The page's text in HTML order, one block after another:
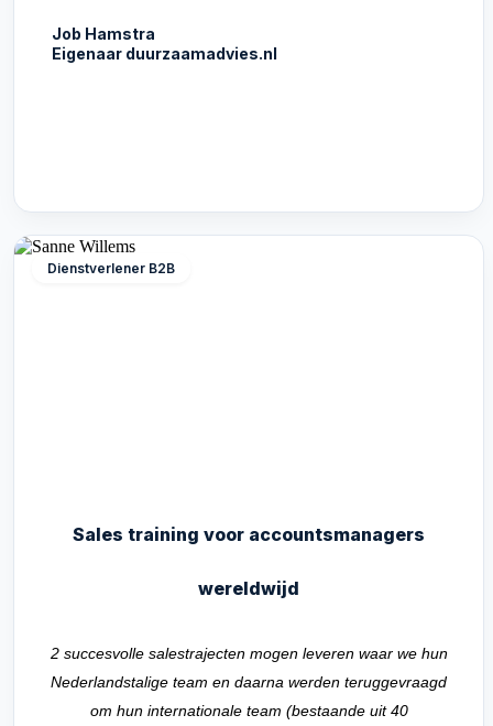
Job Hamstra
Eigenaar duurzaamadvies.nl
Dienstverlener B2B
Sales training voor accountsmanagers
wereldwijd
2 succesvolle salestrajecten mogen leveren waar we hun
Nederlandstalige team en daarna werden teruggevraagd
om hun internationale team (bestaande uit 40